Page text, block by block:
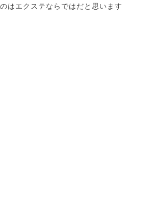
はエクステならではだと思います